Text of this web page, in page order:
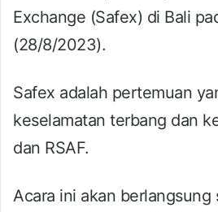
Exchange (Safex) di Bali
(28/8/2023).
Safex adalah pertemuan
keselamatan terbang dan
dan RSAF.
Acara ini akan berlangsung